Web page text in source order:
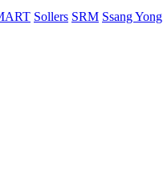
Sollers SRM Ssang Yong